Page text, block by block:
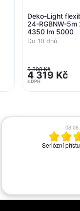
Deko-Light
24-RGBNW-
4350 lm 5000
Do 10 dnů
5 398 Kč
4 319 Kč
s DPH
Seriózní